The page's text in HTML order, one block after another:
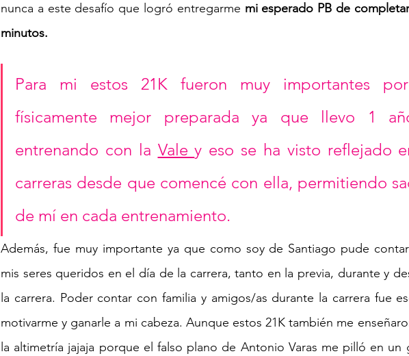
nunca a este desafío que logró entregarme mi esperado PB de
minutos.
Para mi estos 21K fueron muy importantes
físicamente mejor preparada ya que llevo 1
entrenando con la Vale y eso se ha visto reflejado
carreras desde que comencé con ella, permitiendo
de mí en cada entrenamiento.
Además, fue muy importante ya que como soy de Santiago pude
mis seres queridos en el día de la carrera, tanto en la previa, durante y
la carrera. Poder contar con familia y amigos/as durante la carrera fue
motivarme y ganarle a mi cabeza. Aunque estos 21K también me
la altimetría jajaja porque el falso plano de Antonio Varas me pilló en un